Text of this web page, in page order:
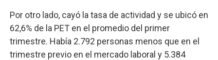
Por otro lado, cayó la tasa de actividad y se ubicó en
62,6% de la PET en el promedio del primer
trimestre. Había 2.792 personas menos que en el
trimestre previo en el mercado laboral y 5.384